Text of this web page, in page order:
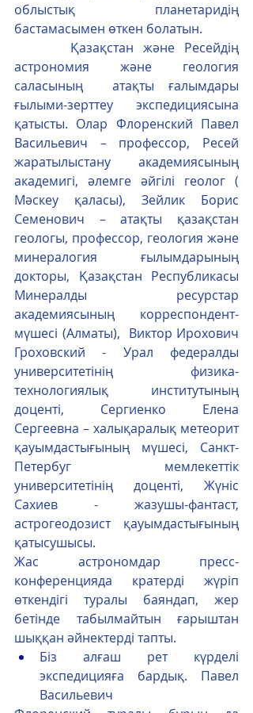
облыстық планетаридің
бастамасымен өткен болатын.
астрономия және геология
саласының  атақты ғалымдары
ғылыми-зерттеу экспедициясына
қатысты. Олар Флоренский Павел
Васильевич – профессор, Ресей
жаратылыстану  академиясының
академигі, әлемге әйгілі геолог (
Мәскеу қаласы), Зейлик Борис
Семенович – атақты қазақстан
геологы, профессор, геология және
минералогия ғылымдарының
докторы, Қазақстан Республикасы
Минералды ресурстар
академиясының корреспондент-
мүшесі (Алматы),  Виктор Ирохович
Гроховский - Урал федералды
университетінің физика-
технологиялық институтының
доценті, Сергиенко Елена
Сергеевна – халықаралық метеорит
қауымдастығының мүшесі, Санкт-
Петербуг мемлекеттік
университетінің доценті, Жүніс
Сахиев - жазушы-фантаст,
астрогеодозист қауымдастығының
қатысушысы.
Жас астрономдар пресс-
конференцияда кратерді жүріп
өткендігі туралы баяндап, жер
бетінде табылмайтын ғарыштан
шыққан әйнектерді тапты.
Біз алғаш рет күрделі
экспедицияға бардық. Павел
Васильевич